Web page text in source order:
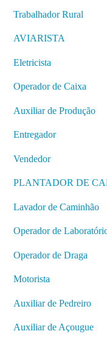
Trabalhador Rural
AVIARISTA
Eletricista
Operador de Caixa
Auxiliar de Produção
Entregador
Vendedor
PLANTADOR DE
Lavador de Caminhão
Operador de
Operador de Draga
Motorista
Auxiliar de Pedreiro
Auxiliar de Açougue